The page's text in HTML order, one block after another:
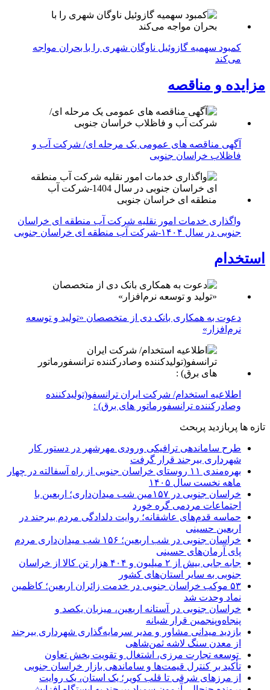
کمبود سهمیه گازوئیل ناوگان شهری را با بحران مواجه
می‌کند
مزایده و مناقصه
آگهی مناقصه های عمومی یک مرحله ای/ شرکت آب و
فاظلاب خراسان جنوبی
واگذاری خدمات امور نقلیه شرکت آب منطقه ای خراسان
جنوبی در سال ۱۴۰۴-شرکت آب منطقه ای خراسان جنوبی
استخدام
دعوت به همکاری بانک دی از متخصصان «تولید و توسعه
نرم‌افزار»
اطلاعیه استخدام/ شرکت ایران ترانسفو(تولیدکننده
وصادرکننده ترانسفورماتور های برق) :
تازه ها پربازدید پربحث
طرح ساماندهی ترافیکی ورودی مهرشهر در دستور کار
شهرداری بیرجند قرار گرفت
بهره‌مندی ۱۱ روستای خراسان جنوبی از راه آسفالته در چهار
ماهه نخست سال ۱۴۰۵
خراسان جنوبی در ۱۵۷مین شب میدان‌داری؛ اربعین با
اجتماعات مردمی گره خورد
حماسه قدم‌های عاشقانه؛ روایت دلدادگی مردم بیرجند در
اربعین حسینی
خراسان جنوبی در شب اربعین؛ ۱۵۶ شب میدان‌داری مردم
پای آرمان‌های حسینی
جابه جایی بیش از ۲ میلیون و ۴۰۴ هزار تن کالا از خراسان
جنوبی به سایر استان‌های کشور
۵۳ موکب خراسان جنوبی در خدمت زائران اربعین؛ کاظمین
نماد وحدت شد
خراسان جنوبی در آستانه اربعین، میزبان یکصد و
پنجاه‌وپنجمین قرار شبانه
بازدید میدانی مشاور و مدیر سرمایه‌گذاری شهرداری بیرجند
از معدن سنگ لاشه ثمن‌شاهی
توسعه تجارت مرزی، اشتغال و تقویت بخش تعاون
تأکید بر کنترل قیمت‌ها و ساماندهی بازار خراسان جنوبی
از مرزهای شرقی تا قلب کویر؛ یک استان، یک روایت